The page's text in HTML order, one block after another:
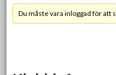
Du måste vara inloggad för att